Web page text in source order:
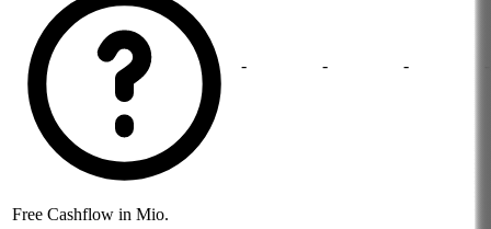
- - -
Free Cashflow in Mio.